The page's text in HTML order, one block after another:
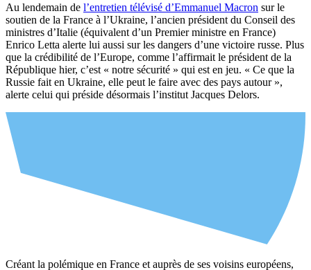
Au lendemain de l’entretien télévisé d’Emmanuel Macron sur le
soutien de la France à l’Ukraine, l’ancien président du Conseil des
ministres d’Italie (équivalent d’un Premier ministre en France)
Enrico Letta alerte lui aussi sur les dangers d’une victoire russe. Plus
que la crédibilité de l’Europe, comme l’affirmait le président de la
République hier, c’est « notre sécurité » qui est en jeu. « Ce que la
Russie fait en Ukraine, elle peut le faire avec des pays autour »,
alerte celui qui préside désormais l’institut Jacques Delors.
Créant la polémique en France et auprès de ses voisins européens,